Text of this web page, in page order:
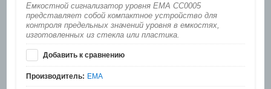
Емкостной сигнализатор уровня EMA CC0005
представляет собой компактное устройство для
контроля предельных значений уровня в емкостях,
изготовленных из стекла или пластика.
Добавить к сравнению
Производитель: EMA